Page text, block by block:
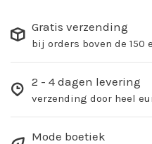
Gratis verzending
bij orders boven de 150
2 - 4 dagen levering
verzending door heel
Mode boetiek